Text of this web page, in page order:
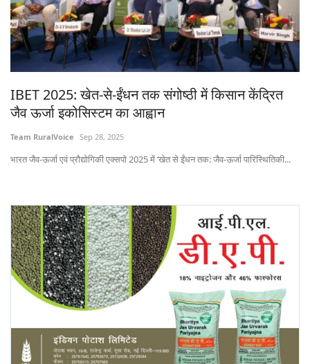
Magazine
States
Events
Agribusiness
Agritech
Cooperatives
International
Rural Dialogue
Ground Report
Rural Connect
IBET 2025: खेत-से-ईंधन तक संगोष्ठी में किसान केंद्रित
जैव ऊर्जा इकोसिस्टम का आह्वान
Team RuralVoice Sep 28, 2025
भारत जैव-ऊर्जा एवं प्रौद्योगिकी एक्सपो 2025 में ‘खेत से ईंधन तक: जैव-ऊर्जा पारिस्थितिकी...